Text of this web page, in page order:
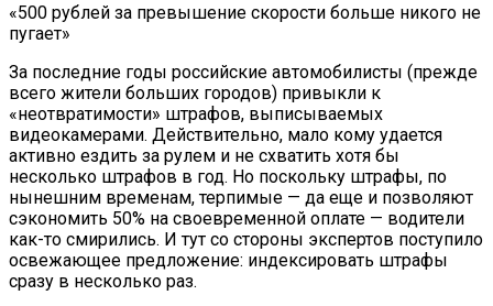
«500 рублей за превышение скорости больше никого не
пугает»
За последние годы российские автомобилисты (прежде
всего жители больших городов) привыкли к
«неотвратимости» штрафов, выписываемых
видеокамерами. Действительно, мало кому удается
активно ездить за рулем и не схватить хотя бы
несколько штрафов в год. Но поскольку штрафы, по
нынешним временам, терпимые — да еще и позволяют
сэкономить 50% на своевременной оплате — водители
как-то смирились. И тут со стороны экспертов поступило
освежающее предложение: индексировать штрафы
сразу в несколько раз.